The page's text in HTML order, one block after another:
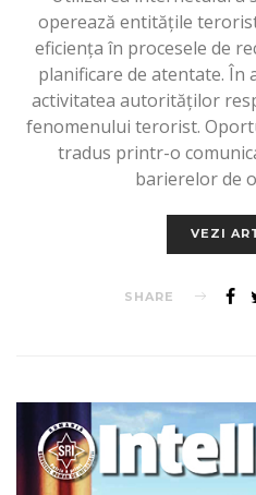
operează entitățile
eficiența în procesele de
planificare de atentate. În
activitatea autorităților
fenomenului terorist.
tradus printr-o
barierelor de
VEZI
SHARE